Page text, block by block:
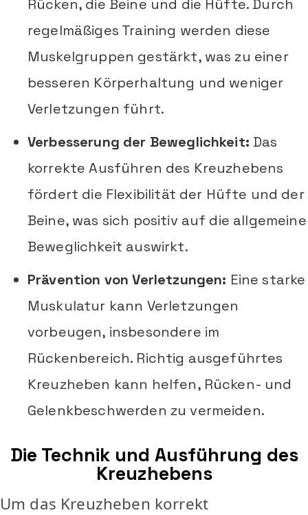
Rücken, die Beine und die Hüfte. Durch
regelmäßiges Training werden diese
Muskelgruppen gestärkt, was zu einer
besseren Körperhaltung und weniger
Verletzungen führt.
Verbesserung der Beweglichkeit: Das
korrekte Ausführen des Kreuzhebens
fördert die Flexibilität der Hüfte und der
Beine, was sich positiv auf die allgemeine
Beweglichkeit auswirkt.
Prävention von Verletzungen: Eine starke
Muskulatur kann Verletzungen
vorbeugen, insbesondere im
Rückenbereich. Richtig ausgeführtes
Kreuzheben kann helfen, Rücken- und
Gelenkbeschwerden zu vermeiden.
Die Technik und Ausführung des
Kreuzhebens
Um das Kreuzheben korrekt